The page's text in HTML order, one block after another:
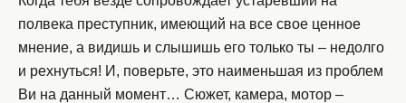
полвека преступник, имеющий на все свое ценное
мнение, а видишь и слышишь его только ты – недолго
и рехнуться! И, поверьте, это наименьшая из проблем
Ви на данный момент… Сюжет, камера, мотор –